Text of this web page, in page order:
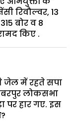
रिवौल्वर, 13
बोर व 8
किए .
में रहते सपा
लोकसभा
पर हार गए. इस